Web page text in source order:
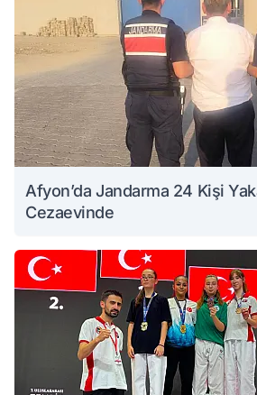
Afyon’da Jandarma 24 Kişi
Cezaevinde